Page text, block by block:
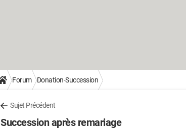
Forum Donation-Succession
Sujet Précédent
Succession après remariage